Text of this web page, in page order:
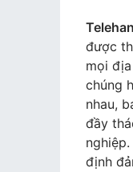
được
mọi
chúng
nhau,
đầy
định